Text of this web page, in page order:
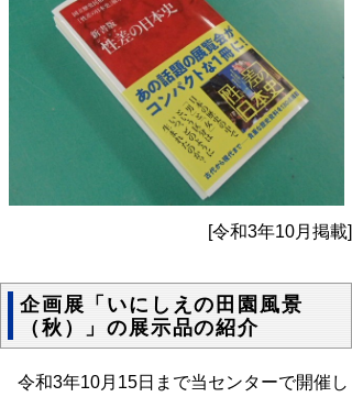
[令和3年10月掲載]
企画展「いにしえの田園風景
（秋）」の展示品の紹介
令和3年10月15日まで当センターで開催し